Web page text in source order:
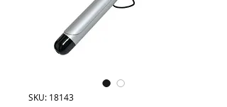
SKU: 18143